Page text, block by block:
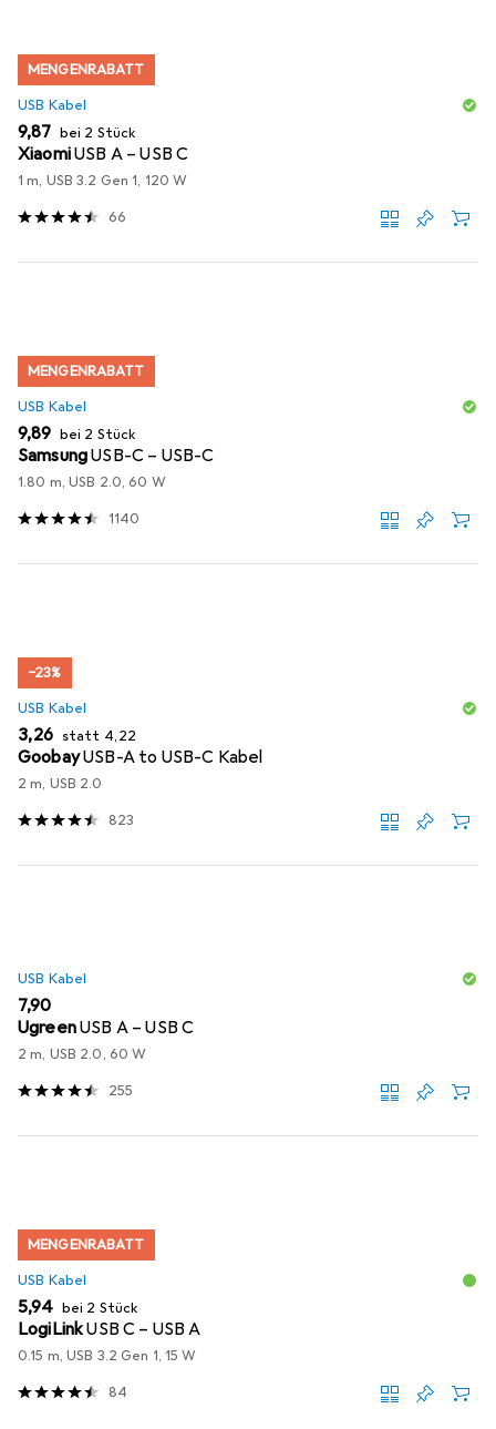
MENGENRABATT
USB Kabel
EUR
9,87 bei 2 Stück
XiaomiUSB A – USB C
1 m, USB 3.2 Gen 1, 120 W
66
MENGENRABATT
USB Kabel
EUR
9,89 bei 2 Stück
SamsungUSB-C – USB-C
1.80 m, USB 2.0, 60 W
1140
−23%
USB Kabel
EUR
3,26 statt EUR
4,22
GoobayUSB-A to USB-C Kabel
2 m, USB 2.0
823
USB Kabel
EUR
7,90
UgreenUSB A – USB C
2 m, USB 2.0, 60 W
255
MENGENRABATT
USB Kabel
EUR
5,94 bei 2 Stück
LogiLinkUSB C – USB A
0.15 m, USB 3.2 Gen 1, 15 W
84